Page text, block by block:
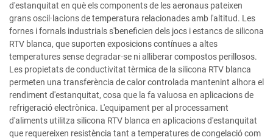
d'estanquitat en què els components de les aeronaus pateixen
grans oscil·lacions de temperatura relacionades amb l'altitud. Les
fornes i fornals industrials s'beneficien dels jocs i estancs de silicona
RTV blanca, que suporten exposicions contínues a altes
temperatures sense degradar-se ni alliberar compostos perillosos.
Les propietats de conductivitat tèrmica de la silicona RTV blanca
permeten una transferència de calor controlada mantenint alhora el
rendiment d'estanquitat, cosa que la fa valuosa en aplicacions de
refrigeració electrònica. L'equipament per al processament
d'aliments utilitza silicona RTV blanca en aplicacions d'estanquitat
que requereixen resistència tant a temperatures de congelació com